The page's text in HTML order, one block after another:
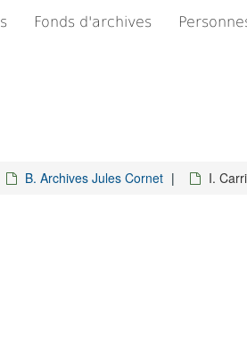
Fonds d'archives
B. Archives Jules Cornet I.